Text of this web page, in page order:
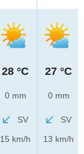
28 °C
0 mm
SV
15 km/h
27 °C
0 mm
SV
13 km/h